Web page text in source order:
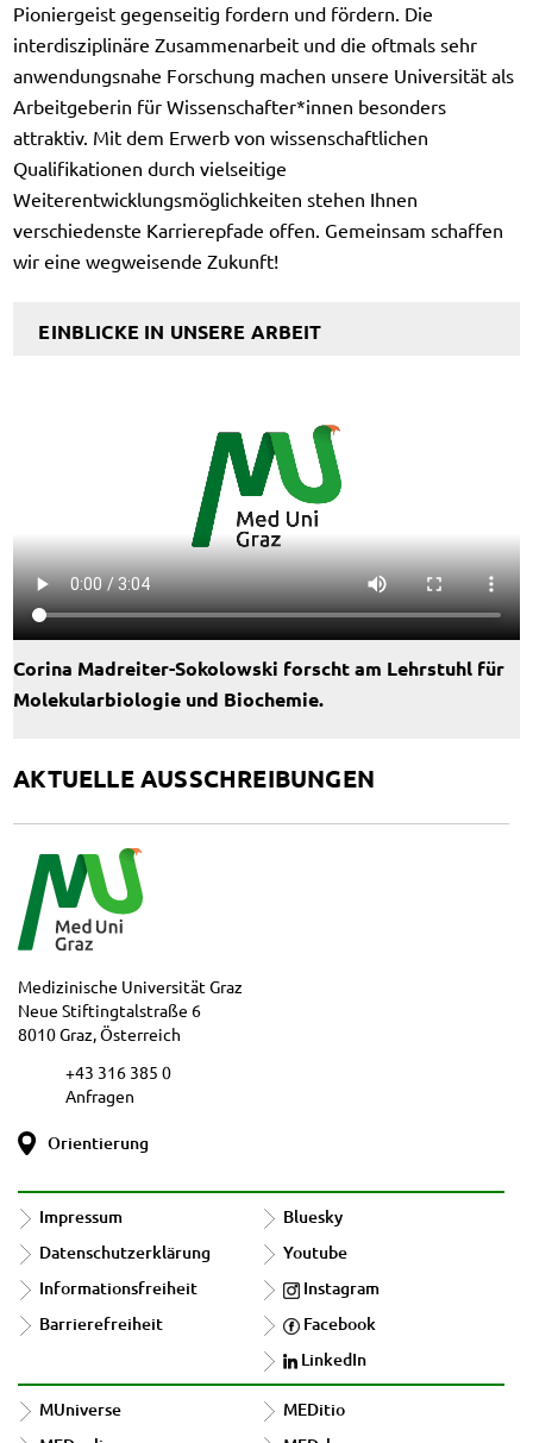
Pioniergeist gegenseitig fordern und fördern. Die
interdisziplinäre Zusammenarbeit und die oftmals sehr
anwendungsnahe Forschung machen unsere Universität als
Arbeitgeberin für Wissenschafter*innen besonders
attraktiv. Mit dem Erwerb von wissenschaftlichen
Qualifikationen durch vielseitige
Weiterentwicklungsmöglichkeiten stehen Ihnen
verschiedenste Karrierepfade offen. Gemeinsam schaffen
wir eine wegweisende Zukunft!
EINBLICKE IN UNSERE ARBEIT
Corina Madreiter-Sokolowski forscht am Lehrstuhl für
Molekularbiologie und Biochemie.
AKTUELLE AUSSCHREIBUNGEN
Medizinische Universität Graz
Neue Stiftingtalstraße 6
8010 Graz, Österreich
+43 316 385 0
Anfragen
Orientierung
Impressum
Datenschutzerklärung
Informationsfreiheit
Barrierefreiheit
Bluesky
Youtube
Instagram
Facebook
LinkedIn
MUniverse
MEDitio